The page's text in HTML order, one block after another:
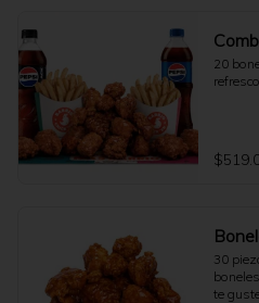
20
30
te